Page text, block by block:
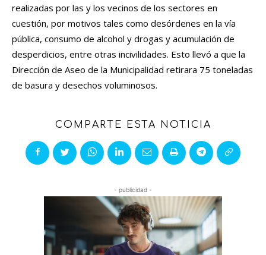
realizadas por las y los vecinos de los sectores en
cuestión, por motivos tales como desórdenes en la vía
pública, consumo de alcohol y drogas y acumulación de
desperdicios, entre otras incivilidades. Esto llevó a que la
Dirección de Aseo de la Municipalidad retirara 75 toneladas
de basura y desechos voluminosos.
COMPARTE ESTA NOTICIA
- publicidad -